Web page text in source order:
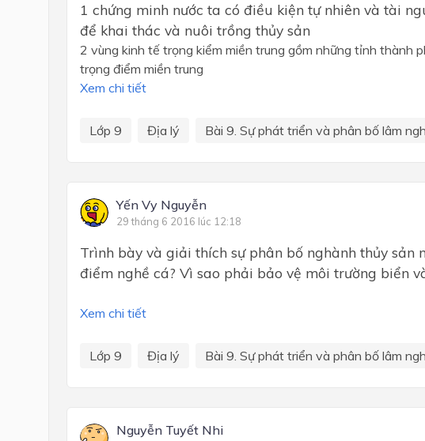
1 chứng minh nước ta có điều kiện tự nhiên và tài
để khai thác và nuôi trồng thủy sản
2 vùng kinh tế trọng kiểm miền trung gồm những tỉnh thành
trọng điểm miền trung
Xem chi tiết
Lớp 9 Địa lý Bài 9. Sự phát triển và phân bố lâm
Yến Vy Nguyễn
29 tháng 6 2016 lúc 12:18
Trình bày và giải thích sự phân bố nghành thủy sản
điểm nghề cá? Vì sao phải bảo vệ môi trường biển
Xem chi tiết
Lớp 9 Địa lý Bài 9. Sự phát triển và phân bố lâm
Nguyễn Tuyết Nhi